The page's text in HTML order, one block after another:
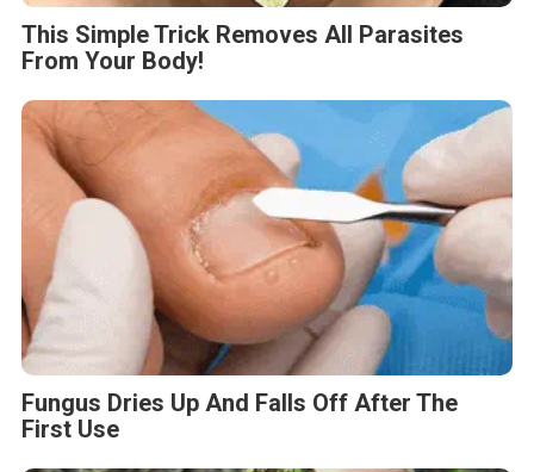
This Simple Trick Removes All Parasites
From Your Body!
Fungus Dries Up And Falls Off After The
First Use